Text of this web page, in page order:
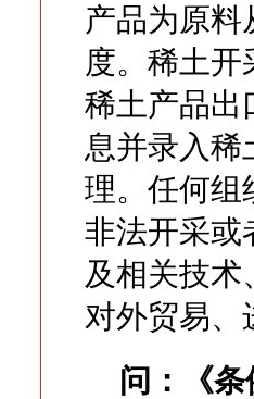
产品为原料
度。稀土
稀土产品出
息并录入稀
理。任何组
非法开采或
及相关技术
对外贸易、
问：
《